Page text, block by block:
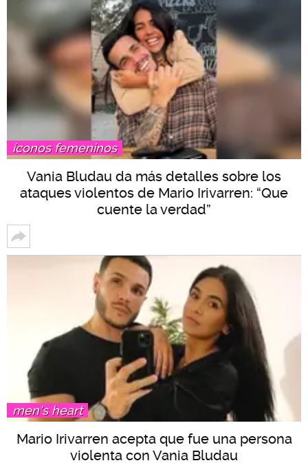
íconos femeninos
Vania Bludau da más detalles sobre los
ataques violentos de Mario Irivarren: “Que
cuente la verdad”
men's heart
Mario Irivarren acepta que fue una persona
violenta con Vania Bludau